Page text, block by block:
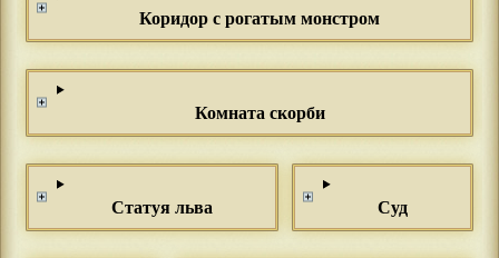
Коридор с рогатым монстром
Комната скорби
Статуя льва Суд